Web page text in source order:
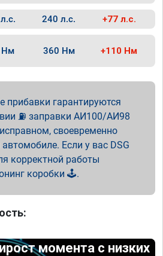
240 л.с. +77 л.с.
Нм 360 Нм +110 Нм
прибавки гарантируются
⛽ заправки АИ100/АИ98
своевременно
Если у вас DSG
корректной работы
коробки 🕹️.
момента с низких